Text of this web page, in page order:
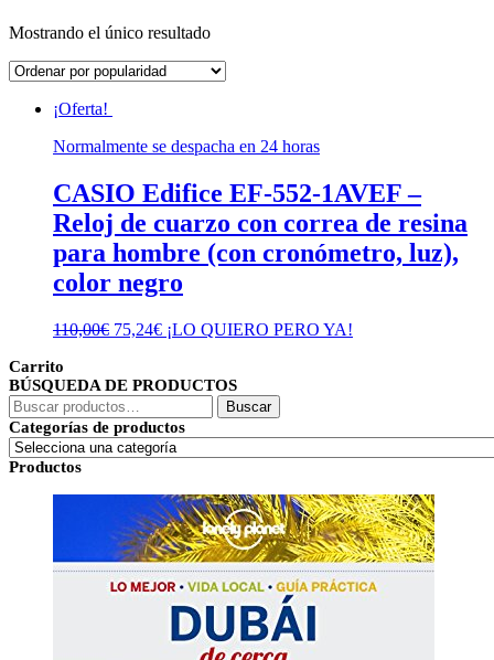
Mostrando el único resultado
¡Oferta!
Normalmente se despacha en 24 horas
CASIO Edifice EF-552-1AVEF –
Reloj de cuarzo con correa de resina
para hombre (con cronómetro, luz),
color negro
110,00€ El
era:
110,00€.
75,24€El
es:
¡LO QUIERO PERO YA!
Carrito
BÚSQUEDA DE PRODUCTOS
Buscar
por:
Buscar
Categorías de productos
Productos